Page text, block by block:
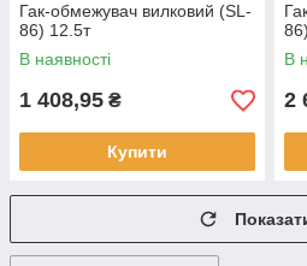
Гак-обмежувач вилковий (SL-
86) 12.5т
В наявності
1 408,95 ₴
Купити
В
2